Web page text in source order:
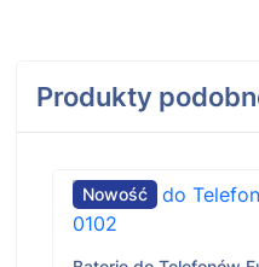
Produkty
Nowość